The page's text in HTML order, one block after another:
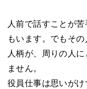
人前で話すことが
もいます。でもそ
人柄が、周りの人
ません。
役員仕事は思いが